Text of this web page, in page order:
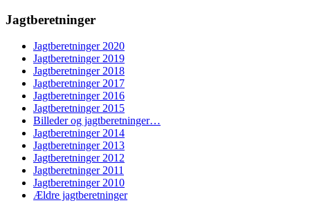
Jagtberetninger
Jagtberetninger 2020
Jagtberetninger 2019
Jagtberetninger 2018
Jagtberetninger 2017
Jagtberetninger 2016
Jagtberetninger 2015
Billeder og jagtberetninger…
Jagtberetninger 2014
Jagtberetninger 2013
Jagtberetninger 2012
Jagtberetninger 2011
Jagtberetninger 2010
Ældre jagtberetninger